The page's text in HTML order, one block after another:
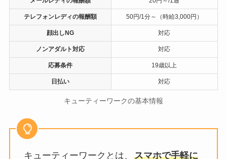
テレフォンレディの報酬額 50円/1分～（時給3,000円）
顔出しNG 対応
ノンアダルト対応 対応
応募条件 19歳以上
日払い 対応
キューティーワークの基本情報
キューティーワークとは、 スマホで手軽に